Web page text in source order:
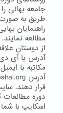
جامعه بهائی
طریق به صورت
راهنمایان
مطالعه نمایند.
از دوستان
آدرس یا آی
مکاتبه با
قرار دهند.
دوره
اسکایپ با